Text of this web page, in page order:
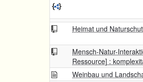
Heimat und
Mensch-Natur-
Ressource] :
Weinbau und